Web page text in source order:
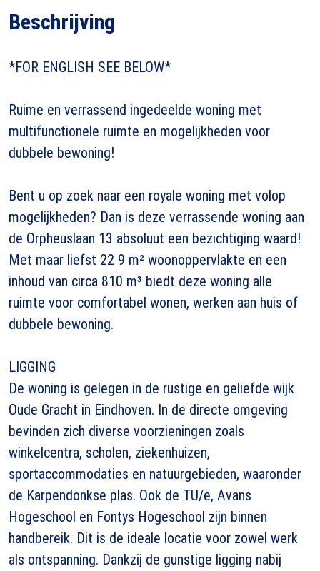
Beschrijving
*FOR ENGLISH SEE BELOW*
Ruime en verrassend ingedeelde woning met
multifunctionele ruimte en mogelijkheden voor
dubbele bewoning!
Bent u op zoek naar een royale woning met volop
mogelijkheden? Dan is deze verrassende woning aan
de Orpheuslaan 13 absoluut een bezichtiging waard!
Met maar liefst 22 9 m² woonoppervlakte en een
inhoud van circa 810 m³ biedt deze woning alle
ruimte voor comfortabel wonen, werken aan huis of
dubbele bewoning.
LIGGING
De woning is gelegen in de rustige en geliefde wijk
Oude Gracht in Eindhoven. In de directe omgeving
bevinden zich diverse voorzieningen zoals
winkelcentra, scholen, ziekenhuizen,
sportaccommodaties en natuurgebieden, waaronder
de Karpendonkse plas. Ook de TU/e, Avans
Hogeschool en Fontys Hogeschool zijn binnen
handbereik. Dit is de ideale locatie voor zowel werk
als ontspanning. Dankzij de gunstige ligging nabij